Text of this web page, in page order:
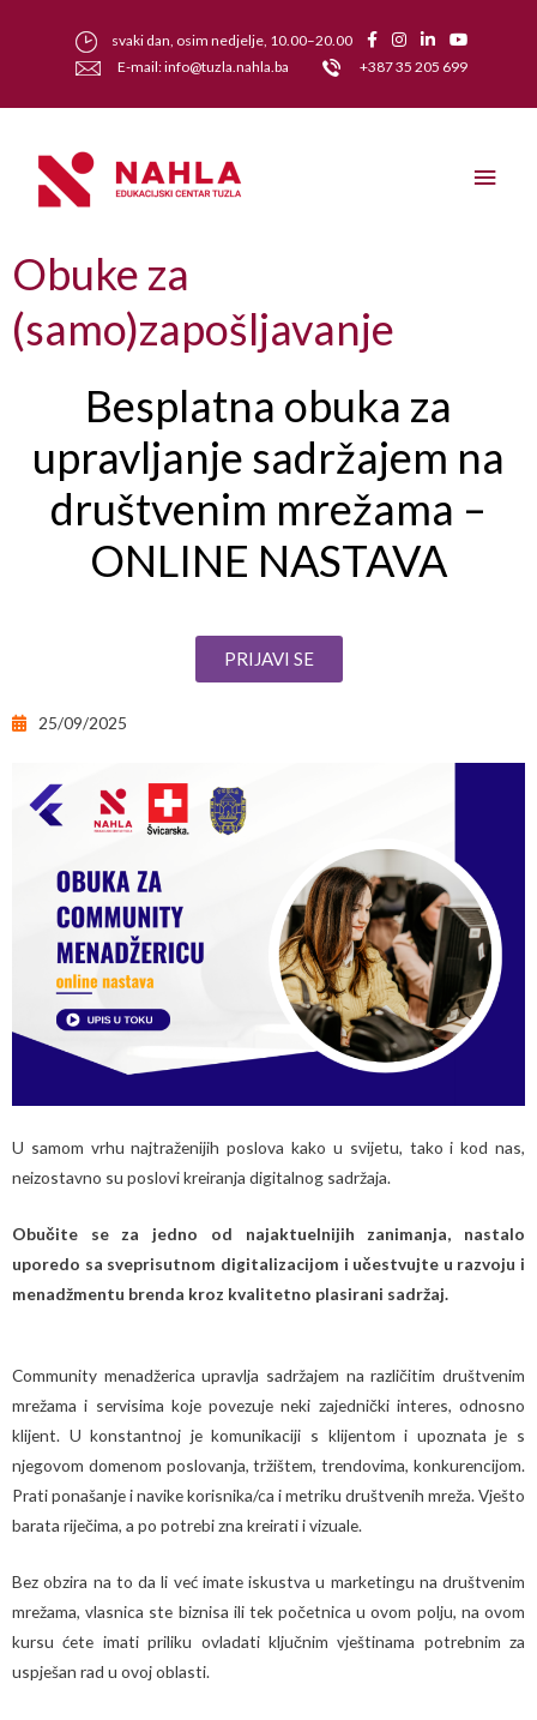
svaki dan, osim nedjelje, 10.00–20.00
E-mail: info@tuzla.nahla.ba
+387 35 205 699
Obuke za
(samo)zapošljavanje
Besplatna obuka za
upravljanje sadržajem na
društvenim mrežama –
ONLINE NASTAVA
PRIJAVI SE
25/09/2025
U samom vrhu najtraženijih poslova kako u svijetu, tako i kod nas,
neizostavno su poslovi kreiranja digitalnog sadržaja.
Obučite se za jedno od najaktuelnijih zanimanja, nastalo
uporedo sa sveprisutnom digitalizacijom i učestvujte u razvoju i
menadžmentu brenda kroz kvalitetno plasirani sadržaj.
Community menadžerica upravlja sadržajem na različitim društvenim
mrežama i servisima koje povezuje neki zajednički interes, odnosno
klijent. U konstantnoj je komunikaciji s klijentom i upoznata je s
njegovom domenom poslovanja, tržištem, trendovima, konkurencijom.
Prati ponašanje i navike korisnika/ca i metriku društvenih mreža. Vješto
barata riječima, a po potrebi zna kreirati i vizuale.
Bez obzira na to da li već imate iskustva u marketingu na društvenim
mrežama, vlasnica ste biznisa ili tek početnica u ovom polju, na ovom
kursu ćete imati priliku ovladati ključnim vještinama potrebnim za
uspješan rad u ovoj oblasti.